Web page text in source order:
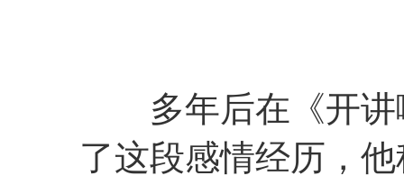
多年后在《开讲
了这段感情经历，